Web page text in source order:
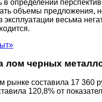
в определении
объемы предложения,
весьма
черных
рынке составила 17 360
120,8% от